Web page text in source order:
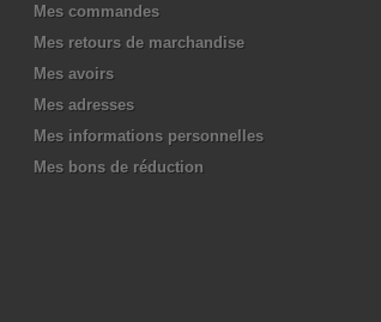
Mes commandes
Mes retours de marchandise
Mes avoirs
Mes adresses
Mes informations personnelles
Mes bons de réduction